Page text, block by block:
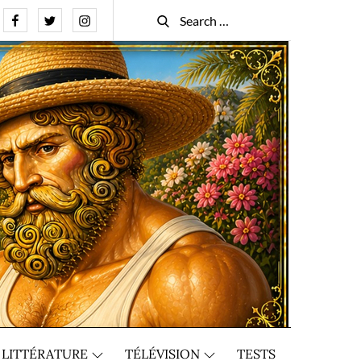
FacebookTwitterInstagram
Search
for:
Search
LITTÉRATURE TÉLÉVISION TESTS